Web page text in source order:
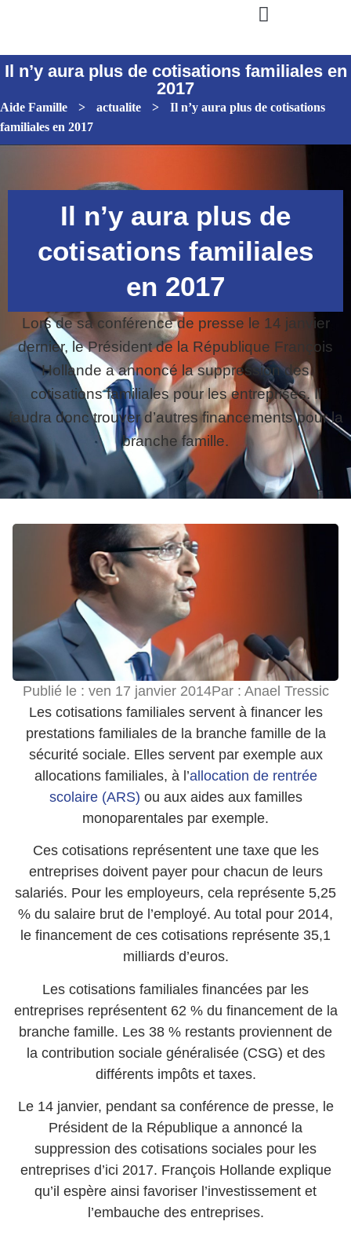
Il n’y aura plus de cotisations familiales en
2017
Aide Famille > actualite >
Il n’y aura plus de cotisations
familiales en 2017
Il n’y aura plus de
cotisations familiales
en 2017
Lors de sa conférence de presse le 14 janvier
dernier, le Président de la République François
Hollande a annoncé la suppression des
cotisations familiales pour les entreprises. Il
faudra donc trouver d’autres financements pour la
branche famille.
Publié le : ven 17 janvier 2014Par : Anael Tressic
Les cotisations familiales servent à financer les
prestations familiales de la branche famille de la
sécurité sociale. Elles servent par exemple aux
allocations familiales, à l’allocation de rentrée
scolaire (ARS) ou aux aides aux familles
monoparentales par exemple.
Ces cotisations représentent une taxe que les
entreprises doivent payer pour chacun de leurs
salariés. Pour les employeurs, cela représente 5,25
% du salaire brut de l’employé. Au total pour 2014,
le financement de ces cotisations représente 35,1
milliards d’euros.
Les cotisations familiales financées par les
entreprises représentent 62 % du financement de la
branche famille. Les 38 % restants proviennent de
la contribution sociale généralisée (CSG) et des
différents impôts et taxes.
Le 14 janvier, pendant sa conférence de presse, le
Président de la République a annoncé la
suppression des cotisations sociales pour les
entreprises d’ici 2017. François Hollande explique
qu’il espère ainsi favoriser l’investissement et
l’embauche des entreprises.